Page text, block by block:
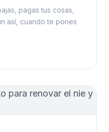
pagas tus cosas,
así, cuando te pones